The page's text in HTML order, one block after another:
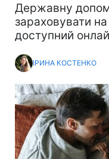
Державну
зараховувати
доступний
ІРИНА КОСТЕНКО